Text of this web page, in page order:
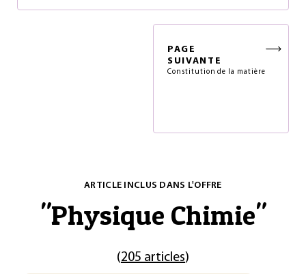
PAGE
SUIVANTE
Constitution de la matière
ARTICLE INCLUS DANS L'OFFRE
"Physique Chimie"
(205 articles)